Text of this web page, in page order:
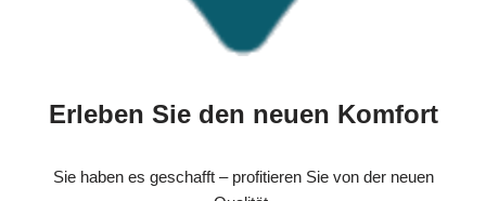
Erleben Sie den neuen Komfort
Sie haben es geschafft – profitieren Sie von der neuen